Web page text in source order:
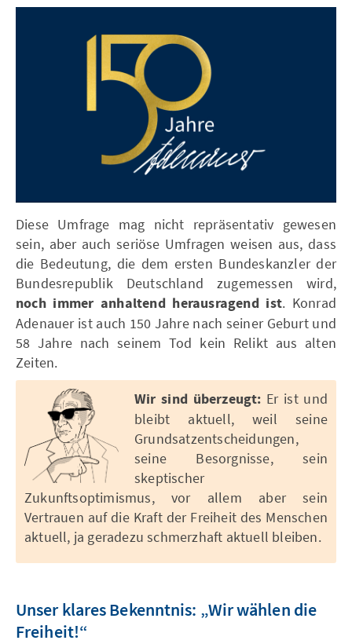
Diese Umfrage mag nicht repräsentativ gewesen
sein, aber auch seriöse Umfragen weisen aus, dass
die Bedeutung, die dem ersten Bundeskanzler der
Bundesrepublik Deutschland zugemessen wird,
noch immer anhaltend herausragend ist. Konrad
Adenauer ist auch 150 Jahre nach seiner Geburt und
58 Jahre nach seinem Tod kein Relikt aus alten
Zeiten.
Wir sind überzeugt: Er ist und
bleibt aktuell, weil seine
Grundsatzentscheidungen,
seine Besorgnisse, sein
skeptischer
Zukunftsoptimismus, vor allem aber sein
Vertrauen auf die Kraft der Freiheit des Menschen
aktuell, ja geradezu schmerzhaft aktuell bleiben.
Unser klares Bekenntnis: „Wir wählen die
Freiheit!“